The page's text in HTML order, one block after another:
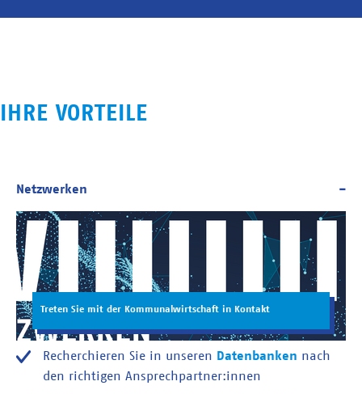
IHRE VORTEILE
Treten Sie mit der Kommunalwirtschaft in Kontakt
Recherchieren Sie in unseren Datenbanken nach
den richtigen Ansprechpartner:innen